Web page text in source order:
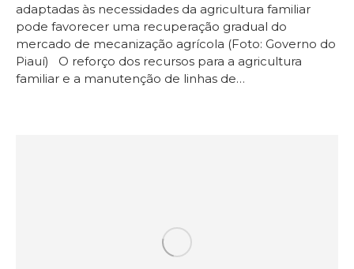
adaptadas às necessidades da agricultura familiar
pode favorecer uma recuperação gradual do
mercado de mecanização agrícola (Foto: Governo do
Piauí) O reforço dos recursos para a agricultura
familiar e a manutenção de linhas de…